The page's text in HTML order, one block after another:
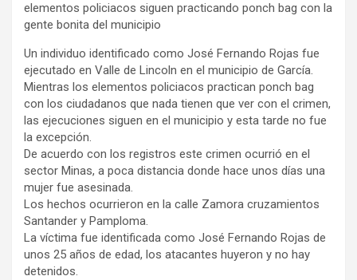
elementos policiacos siguen practicando ponch bag con la
gente bonita del municipio
Un individuo identificado como José Fernando Rojas fue
ejecutado en Valle de Lincoln en el municipio de García.
Mientras los elementos policiacos practican ponch bag
con los ciudadanos que nada tienen que ver con el crimen,
las ejecuciones siguen en el municipio y esta tarde no fue
la excepción.
De acuerdo con los registros este crimen ocurrió en el
sector Minas, a poca distancia donde hace unos días una
mujer fue asesinada.
Los hechos ocurrieron en la calle Zamora cruzamientos
Santander y Pamploma.
La víctima fue identificada como José Fernando Rojas de
unos 25 años de edad, los atacantes huyeron y no hay
detenidos.